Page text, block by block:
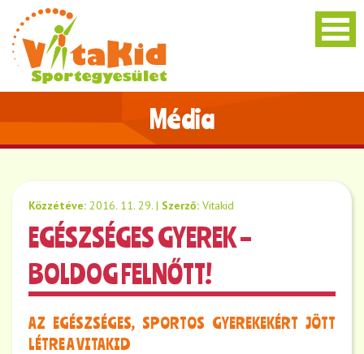
Média
Közzétéve: 2016. 11. 29. | Szerző: Vitakid
EGÉSZSÉGES GYEREK –
BOLDOG FELNŐTT!
AZ EGÉSZSÉGES, SPORTOS GYEREKEKÉRT JÖTT
LÉTRE A VITAKID